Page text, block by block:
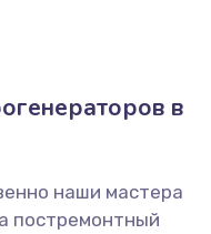
утюга
в
наши мастера
постремонтный